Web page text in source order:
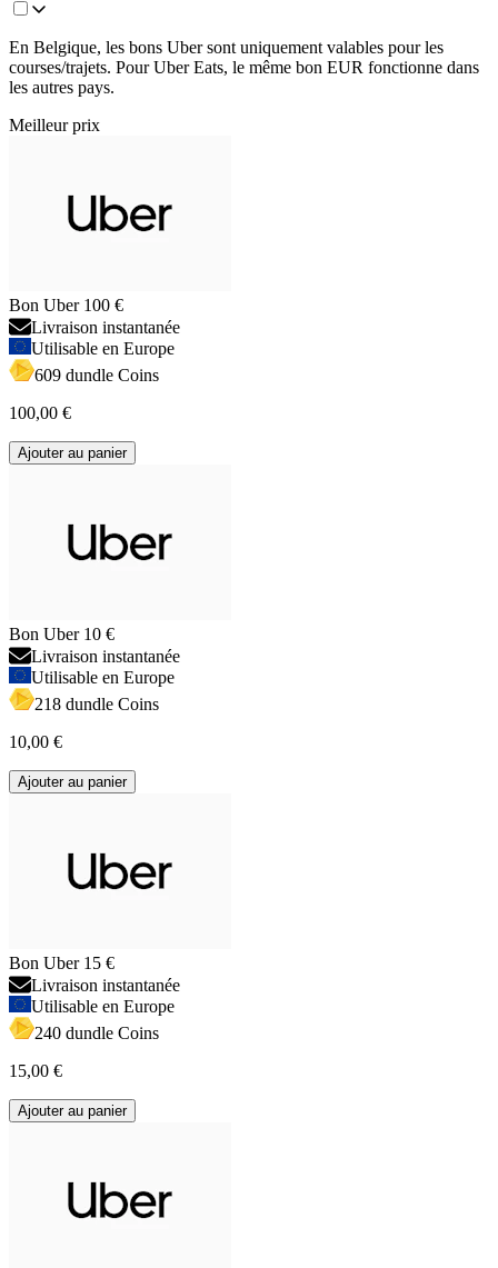
En Belgique, les bons Uber sont uniquement valables pour les
courses/trajets. Pour Uber Eats, le même bon EUR fonctionne dans
les autres pays.
Meilleur prix
Bon Uber 100 €
Livraison instantanée
Utilisable en Europe
609 dundle Coins
100,00 €
Ajouter au panier
Bon Uber 10 €
Livraison instantanée
Utilisable en Europe
218 dundle Coins
10,00 €
Ajouter au panier
Bon Uber 15 €
Livraison instantanée
Utilisable en Europe
240 dundle Coins
15,00 €
Ajouter au panier